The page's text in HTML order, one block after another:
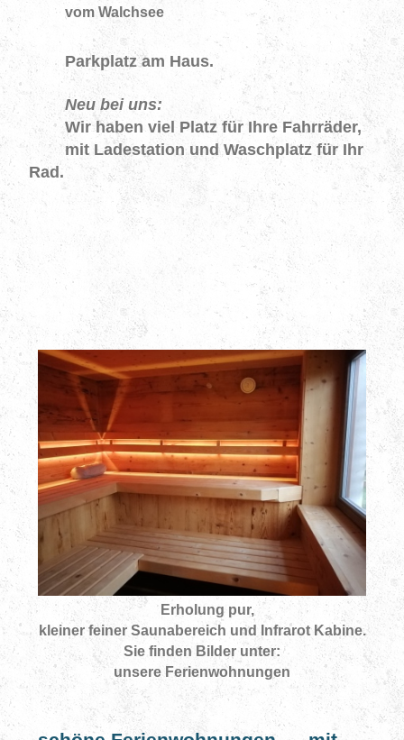
vom Walchsee
Parkplatz am Haus.
Neu bei uns:
Wir haben viel Platz für Ihre Fahrräder,
mit Ladestation und Waschplatz für Ihr
Rad.
Erholung pur,
kleiner feiner Saunabereich und Infrarot Kabine.
Sie finden Bilder unter:
unsere Ferienwohnungen